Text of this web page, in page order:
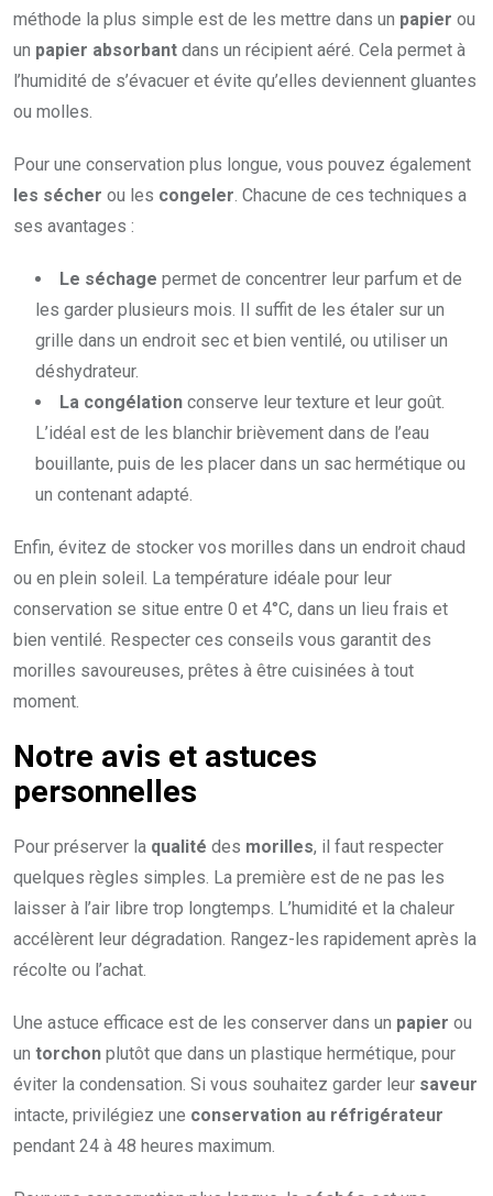
méthode la plus simple est de les mettre dans un papier ou
un papier absorbant dans un récipient aéré. Cela permet à
l’humidité de s’évacuer et évite qu’elles deviennent gluantes
ou molles.
Pour une conservation plus longue, vous pouvez également
les sécher ou les congeler. Chacune de ces techniques a
ses avantages :
Le séchage permet de concentrer leur parfum et de
les garder plusieurs mois. Il suffit de les étaler sur un
grille dans un endroit sec et bien ventilé, ou utiliser un
déshydrateur.
La congélation conserve leur texture et leur goût.
L’idéal est de les blanchir brièvement dans de l’eau
bouillante, puis de les placer dans un sac hermétique ou
un contenant adapté.
Enfin, évitez de stocker vos morilles dans un endroit chaud
ou en plein soleil. La température idéale pour leur
conservation se situe entre 0 et 4°C, dans un lieu frais et
bien ventilé. Respecter ces conseils vous garantit des
morilles savoureuses, prêtes à être cuisinées à tout
moment.
Notre avis et astuces
personnelles
Pour préserver la qualité des morilles, il faut respecter
quelques règles simples. La première est de ne pas les
laisser à l’air libre trop longtemps. L’humidité et la chaleur
accélèrent leur dégradation. Rangez-les rapidement après la
récolte ou l’achat.
Une astuce efficace est de les conserver dans un papier ou
un torchon plutôt que dans un plastique hermétique, pour
éviter la condensation. Si vous souhaitez garder leur saveur
intacte, privilégiez une conservation au réfrigérateur
pendant 24 à 48 heures maximum.